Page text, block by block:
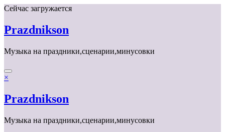
Перейти
содержимому
Сейчас загружается
Prazdnikson
Музыка на праздники,сценарии,минусовки
×
Prazdnikson
Музыка на праздники,сценарии,минусовки